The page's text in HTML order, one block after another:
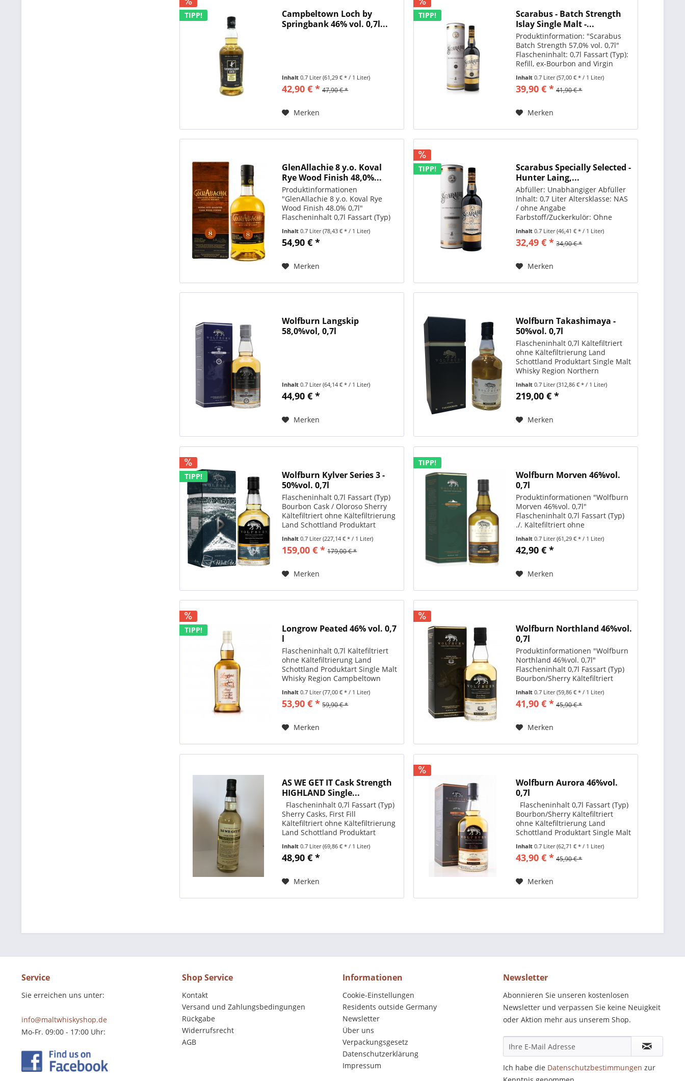
TIPP!
Campbeltown Loch by
Springbank 46% vol. 0,7l...
Inhalt0.7 Liter(61,29 € * / 1 Liter)
42,90 € * 47,90 € *
Merken
TIPP!
Scarabus - Batch Strength
Islay Single Malt -...
Produktinformation: "Scarabus
Batch Strength 57,0% vol. 0,7l"
Flascheninhalt: 0,7l Fassart (Typ):
Refill, ex-Bourbon and Virgin
nicht kältefiltriert Land:
Schottland Produktart: Single
Inhalt0.7 Liter(57,00 € * / 1 Liter)
39,90 € * 41,90 € *
Merken
GlenAllachie 8 y.o. Koval
Rye Wood Finish 48,0%...
Produktinformationen
"GlenAllachie 8 y.o. Koval Rye
Wood Finish 48.0% 0,7l"
Flascheninhalt 0,7l Fassart (Typ)
verwendeten Fässer stammen
aus der innovativen Koval
zuvor mit...
Inhalt0.7 Liter(78,43 € * / 1 Liter)
54,90 € *
Merken
TIPP!
Scarabus Specially Selected -
Hunter Laing,...
Abfüller: Unabhängiger Abfüller
Inhalt: 0,7 Liter Altersklasse: NAS
/ ohne Angabe
Farbstoff/Zuckerkulör: Ohne
Fassstärke: Nein Single Cask:
Nein Rauch: Rauchig Der
stammt vom...
Inhalt0.7 Liter(46,41 € * / 1 Liter)
32,49 € * 34,90 € *
Merken
Wolfburn Langskip
58,0%vol, 0,7l
Inhalt0.7 Liter(64,14 € * / 1 Liter)
44,90 € *
Merken
Wolfburn Takashimaya -
50%vol. 0,7l
Flascheninhalt 0,7l Kältefiltriert
ohne Kältefiltrierung Land
Schottland Produktart Single Malt
Whisky Region Northern
Originalabfüllung Alkoholgehalt
50%vol. Destillerie Wolfburn
Inhalt0.7 Liter(312,86 € * / 1 Liter)
219,00 € *
Merken
TIPP!
Wolfburn Kylver Series 3 -
50%vol. 0,7l
Flascheninhalt 0,7l Fassart (Typ)
Bourbon Cask / Oloroso Sherry
Kältefiltriert ohne Kältefiltrierung
Land Schottland Produktart
Northern Highlands Abfüller
Originalabfüllung Abgefüllt
Inhalt0.7 Liter(227,14 € * / 1 Liter)
159,00 € * 179,00 € *
Merken
TIPP!
Wolfburn Morven 46%vol.
0,7l
Produktinformationen "Wolfburn
Morven 46%vol. 0,7l"
Flascheninhalt 0,7l Fassart (Typ)
./. Kältefiltriert ohne
Produktart Single Malt Whisky
Region Highlands Abfüller
Inhalt0.7 Liter(61,29 € * / 1 Liter)
42,90 € *
Merken
TIPP!
Longrow Peated 46% vol. 0,7
l
Flascheninhalt 0,7l Kältefiltriert
ohne Kältefiltrierung Land
Schottland Produktart Single Malt
Whisky Region Campbeltown
Alkoholgehalt 46%vol. Destillerie
Springbank / Longrow Farbstoff
Inhalt0.7 Liter(77,00 € * / 1 Liter)
53,90 € * 59,90 € *
Merken
Wolfburn Northland 46%vol.
0,7l
Produktinformationen "Wolfburn
Northland 46%vol. 0,7l"
Flascheninhalt 0,7l Fassart (Typ)
Bourbon/Sherry Kältefiltriert
Schottland Produktart Single Malt
Whisky Region Highlands Abfüller
Inhalt0.7 Liter(59,86 € * / 1 Liter)
41,90 € * 45,90 € *
Merken
AS WE GET IT Cask Strength
HIGHLAND Single...
Flascheninhalt 0,7l Fassart (Typ)
Sherry Casks, First Fill
Kältefiltriert ohne Kältefiltrierung
Land Schottland Produktart
Highlands Abfüller...
Inhalt0.7 Liter(69,86 € * / 1 Liter)
48,90 € *
Merken
Wolfburn Aurora 46%vol.
0,7l
Flascheninhalt 0,7l Fassart (Typ)
Bourbon/Sherry Kältefiltriert
ohne Kältefiltrierung Land
Schottland Produktart Single Malt
Originalabfüllung Alkoholgehalt
46%vol....
Inhalt0.7 Liter(62,71 € * / 1 Liter)
43,90 € * 45,90 € *
Merken
Service
Sie erreichen uns unter:
info@maltwhiskyshop.de
Mo-Fr. 09:00 - 17:00 Uhr:
Shop Service
Kontakt
Versand und Zahlungsbedingungen
Rückgabe
Widerrufsrecht
AGB
Informationen
Cookie-Einstellungen
Residents outside Germany
Newsletter
Über uns
Verpackungsgesetz
Datenschutzerklärung
Impressum
Newsletter
Abonnieren Sie unseren kostenlosen
Newsletter und verpassen Sie keine Neuigkeit
oder Aktion mehr aus unserem Shop.
Ich habe die Datenschutzbestimmungen zur